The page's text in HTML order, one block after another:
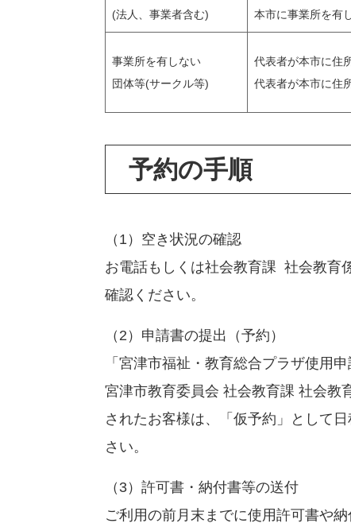
(法人、事業者含む)
本市に事業所を有
事業所を有しない
団体等(サークル等)
代表者が本市に住
代表者が本市に住
予約の手順
（1）空き状況の確認
お電話もしくは社会教育課 社会教育
確認ください。
（2）申請書の提出（予約）
「宮津市福祉・教育総合プラザ使用
宮津市教育委員会 社会教育課 社会教
されたお客様は、「仮予約」として
さい。
（3）許可書・納付書等の送付
ご利用の前月末までに使用許可書や